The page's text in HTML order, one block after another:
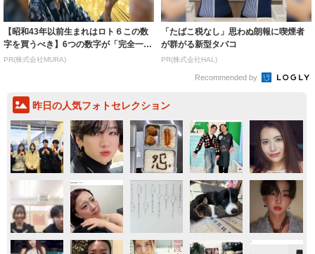
【昭和43年以前生まれはロト６この数
字を買うべき】6つの数字が「完全一
致」する方...
PR(株式会社MURA)
「たばこ税なし」思わぬ朗報に喫煙者
が群がる新型タバコ
PR(株式会社HAL)
Recommended by
昨日の人気フォトセレクション